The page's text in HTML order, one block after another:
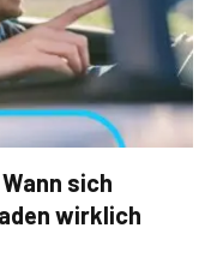
sich
wirklich